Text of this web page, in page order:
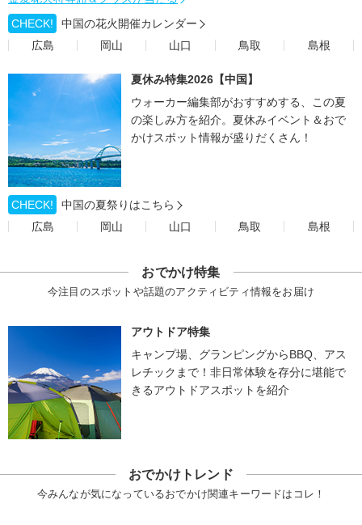
CHECK!
中国の花火開催カレンダー
広島
岡山 山口 鳥取 島根
夏休み特集2026【中国】
ウォーカー編集部がおすすめする、この夏
の楽しみ方を紹介。夏休みイベント＆おで
かけスポット情報が盛りだくさん！
CHECK!
中国の夏祭りはこちら
広島
岡山 山口 鳥取 島根
おでかけ特集
今注目のスポットや話題のアクティビティ情報をお届け
アウトドア特集
キャンプ場、グランピングからBBQ、アス
レチックまで！非日常体験を存分に堪能で
きるアウトドアスポットを紹介
おでかけトレンド
今みんなが気になっているおでかけ関連キーワードはコレ！